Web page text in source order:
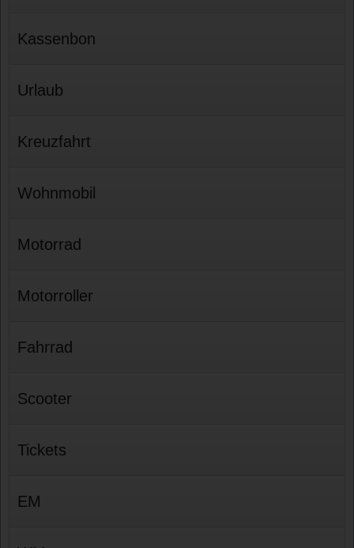
Kassenbon
Urlaub
Kreuzfahrt
Wohnmobil
Motorrad
Motorroller
Fahrrad
Scooter
Tickets
EM